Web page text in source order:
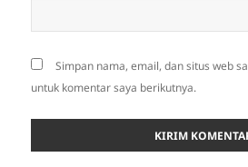
Simpan nama, email, dan situs web
untuk komentar saya berikutnya.